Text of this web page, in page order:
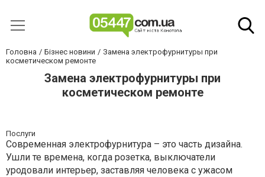
Головна Бізнес новини
Замена электрофурнитуры при
косметическом ремонте
Замена электрофурнитуры при
косметическом ремонте
Послуги
Современная электрофурнитура – это часть дизайна.
Ушли те времена, когда розетка, выключатели
уродовали интерьер, заставляя человека с ужасом